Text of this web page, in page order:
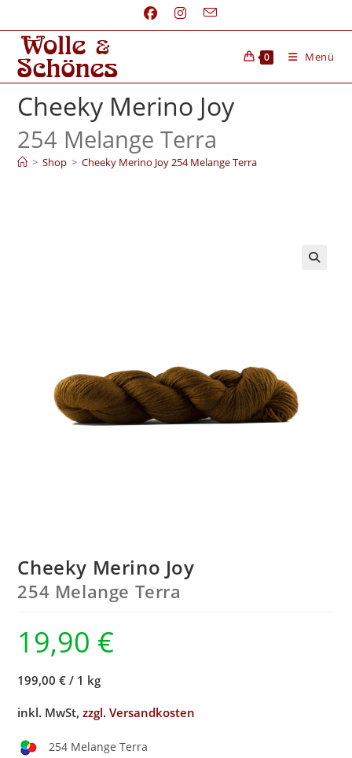
0 Menü
Cheeky Merino Joy
254 Melange Terra
> Shop > Cheeky Merino Joy 254 Melange Terra
Cheeky Merino Joy
254 Melange Terra
19,90 €
199,00 € / 1 kg
inkl. MwSt,zzgl. Versandkosten
254 Melange Terra